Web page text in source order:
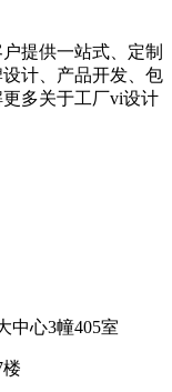
提供一站式、定制
计、产品开发、包
多关于工厂vi设计
心3幢405室